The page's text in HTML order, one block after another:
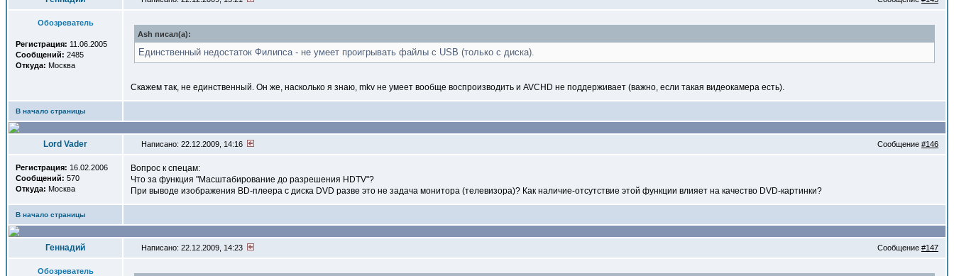
Обозреватель
Регистрация: 11.06.2005
Сообщений: 2485
Откуда: Москва
Ash писал(a):
Единственный недостаток Филипса - не умеет проигрывать файлы с USB (только с диска).
Скажем так, не единственный. Он же, насколько я знаю, mkv не умеет вообще воспроизводить и AVCHD не поддерживает (важно, если такая видеокамера есть).
В начало страницы
Lord Vader Написано: 22.12.2009, 14:16 Сообщение #146
Регистрация: 16.02.2006
Сообщений: 570
Откуда: Москва
Вопрос к спецам:
Что за функция "Масштабирование до разрешения HDTV"?
При выводе изображения BD-плеера с диска DVD разве это не задача монитора (телевизора)? Как наличие-отсутствие этой функции влияет на качество DVD-картинки?
В начало страницы
Геннадий Написано: 22.12.2009, 14:23 Сообщение #147
Обозреватель